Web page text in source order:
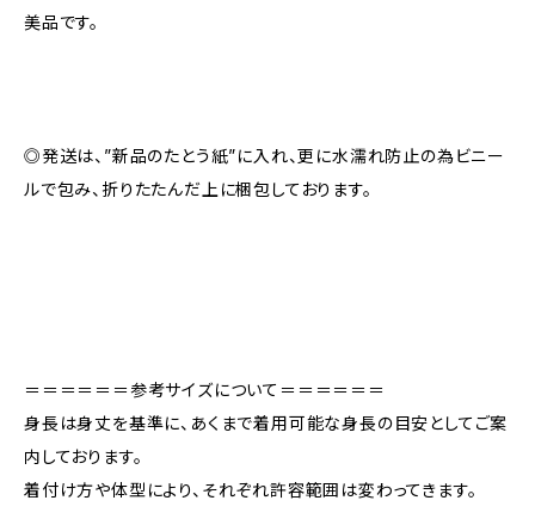
美品です。
◎発送は、”新品のたとう紙”に入れ、更に水濡れ防止の為ビニー
ルで包み、折りたたんだ上に梱包しております。
＝＝＝＝＝＝参考サイズについて＝＝＝＝＝＝
身長は身丈を基準に、あくまで着用可能な身長の目安としてご案
内しております。
着付け方や体型により、それぞれ許容範囲は変わってきます。